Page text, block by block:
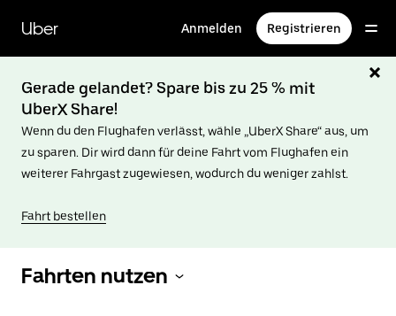
zum
Hauptinhalt
Uber Anmelden Registrieren
Gerade gelandet? Spare bis zu 25 % mit
UberX Share!
Wenn du den Flughafen verlässt, wähle „UberX Share“ aus, um
zu sparen. Dir wird dann für deine Fahrt vom Flughafen ein
weiterer Fahrgast zugewiesen, wodurch du weniger zahlst.
Fahrt bestellen
Fahrten nutzen